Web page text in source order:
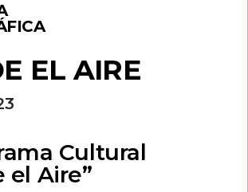
EL AIRE
Cultural
el Aire”